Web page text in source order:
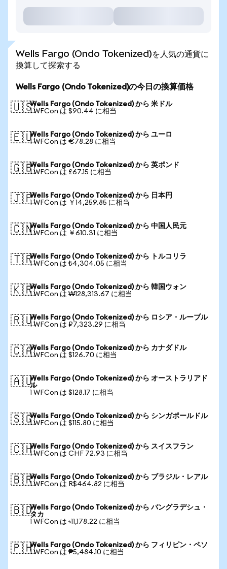
Wells Fargo (Ondo Tokenized)を人気の通貨に
換算して探索する
Wells Fargo (Ondo Tokenized)の今日の換算価格
🇺🇸Wells Fargo (Ondo Tokenized) から 米ドル
1 WFCon は $90.44 に相当
🇪🇺Wells Fargo (Ondo Tokenized) から ユーロ
1 WFCon は €78.28 に相当
🇬🇧Wells Fargo (Ondo Tokenized) から 英ポンド
1 WFCon は £67.15 に相当
🇯🇵Wells Fargo (Ondo Tokenized) から 日本円
1 WFCon は ￥14,259.85 に相当
🇨🇳Wells Fargo (Ondo Tokenized) から 中国人民元
1 WFCon は ￥610.31 に相当
🇹🇷Wells Fargo (Ondo Tokenized) から トルコリラ
1 WFCon は ₺4,304.05 に相当
🇰🇷Wells Fargo (Ondo Tokenized) から 韓国ウォン
1 WFCon は ₩128,313.67 に相当
🇷🇺Wells Fargo (Ondo Tokenized) から ロシア・ルーブル
1 WFCon は ₽7,323.29 に相当
🇨🇦Wells Fargo (Ondo Tokenized) から カナダドル
1 WFCon は $126.70 に相当
🇦🇺Wells Fargo (Ondo Tokenized) から オーストラリアド
ル
1 WFCon は $128.17 に相当
🇸🇬Wells Fargo (Ondo Tokenized) から シンガポールドル
1 WFCon は $115.80 に相当
🇨🇭Wells Fargo (Ondo Tokenized) から スイスフラン
1 WFCon は CHF 72.93 に相当
🇧🇷Wells Fargo (Ondo Tokenized) から ブラジル・レアル
1 WFCon は R$464.82 に相当
🇧🇩Wells Fargo (Ondo Tokenized) から バングラデシュ・
タカ
1 WFCon は ৳11,178.22 に相当
🇵🇭Wells Fargo (Ondo Tokenized) から フィリピン・ペソ
1 WFCon は ₱5,484.10 に相当